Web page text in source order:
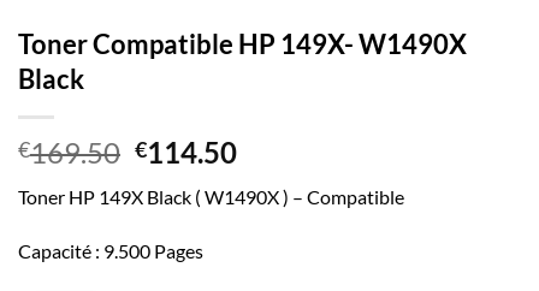
Toner Compatible HP 149X- W1490X
Black
€169.50 Le
initial
était :
€169.50.
€114.50Le
actuel
Toner HP 149X Black ( W1490X ) – Compatible
Capacité : 9.500 Pages